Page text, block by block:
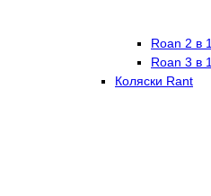
Roan 2 в 1
Roan 3 в 1
Коляски Rant